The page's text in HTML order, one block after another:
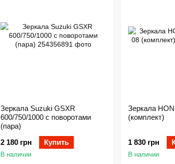
Зеркала Suzuki GSXR
600/750/1000 с поворотами
(пара)
2 180 грн
Купить
В наличии
Зеркала
(комплект)
1 830 грн
В наличии